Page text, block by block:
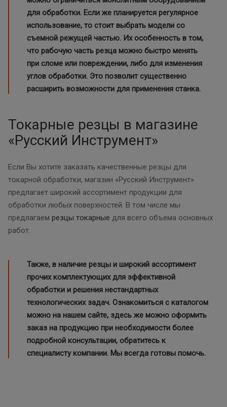
для обработки. Если же планируется регулярное
использование, то стоит выбрать модели со
съемной режущей частью. Их особенность в том,
что рабочую часть резца можно быстро менять
при сломе или повреждении, либо для изменения
углов обработки. Это позволит существенно
расширить возможности для применения станка.
Токарные резцы в магазине
«Русский Инструмент»
Если Вы хотите заказать качественные резцы для
токарной обработки, магазин «Русский Инструмент»
предлагает широкий ассортимент продукции для
обработки любых поверхностей. В том числе мы
предлагаем резцы токарные для всего объема основных
работ.
Также, в наличие резцы и широкий ассортимент
прочих комплектующих для эффективной
обработки и решения нестандартных
технологических задач. Ознакомиться с каталогом
можно на нашем сайте, здесь же можно оформить
заказ на продукцию при необходимости более
подробной консультации, обратитесь к
специалисту компании. Мы всегда готовы помочь.